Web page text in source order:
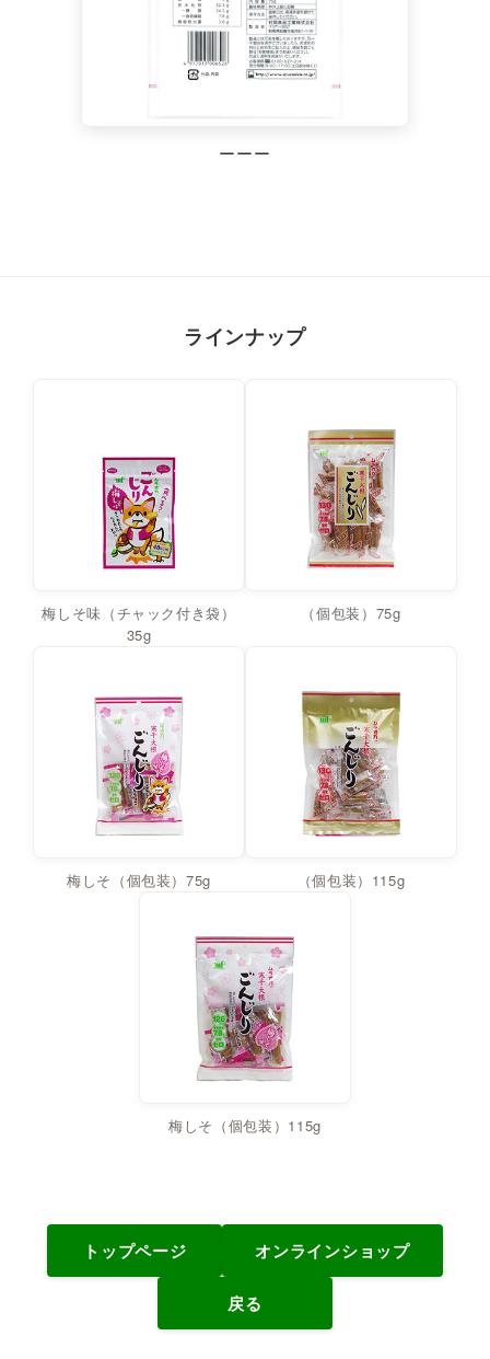
ーーー
ラインナップ
梅しそ味（チャック付き袋）
35g
（個包装）75g
梅しそ（個包装）75g （個包装）115g
梅しそ（個包装）115g
トップページ オンラインショップ
戻る